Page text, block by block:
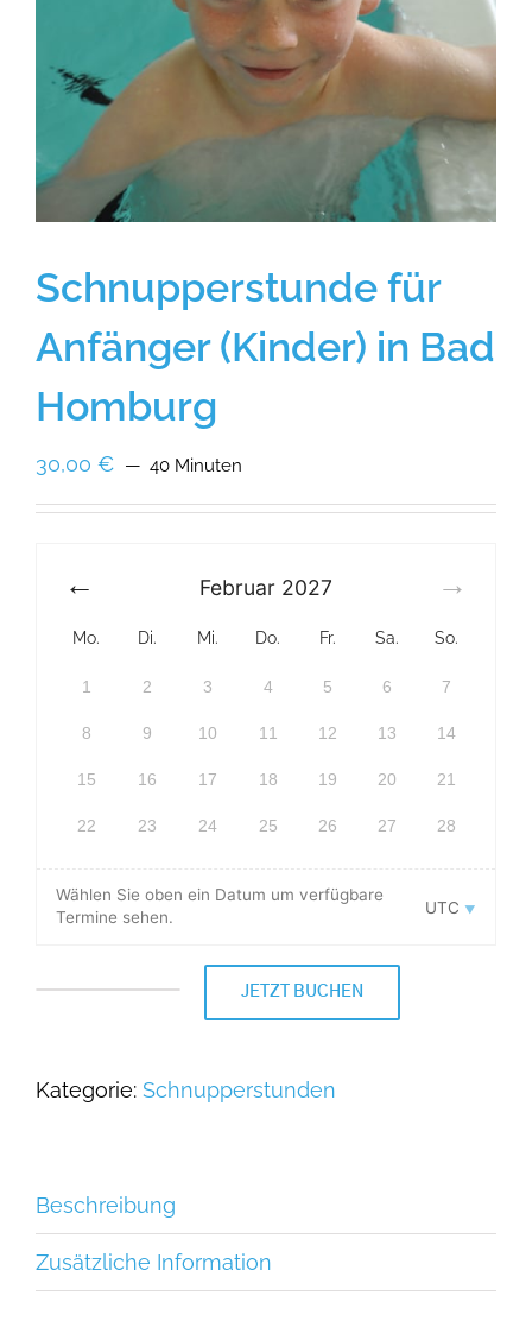
Schnupperstunde für
Anfänger (Kinder) in Bad
Homburg
30,00 € 40 Minuten
Februar 2027
Mo. Di. Mi. Do. Fr. Sa. So.
1 2 3 4 5 6 7
8 9 10 11 12 13 14
15 16 17 18 19 20 21
22 23 24 25 26 27 28
Wählen Sie oben ein Datum um verfügbare
Termine sehen.
UTC
Schnupperstunde
(Kinder)
Menge
JETZT BUCHEN
Kategorie: Schnupperstunden
Beschreibung
Zusätzliche Information